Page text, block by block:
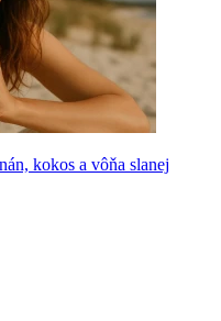
kokos a vôňa slanej